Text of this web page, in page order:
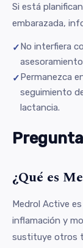
Si está
embarazada,
No interfiera
Permanezca
seguimiento
lactancia.
¿Qué es
Medrol Active
inflamación y
sustituye otros